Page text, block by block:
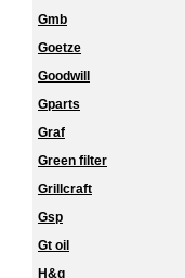
Gmb
Goetze
Goodwill
Gparts
Graf
Green filter
Grillcraft
Gsp
Gt oil
H&q